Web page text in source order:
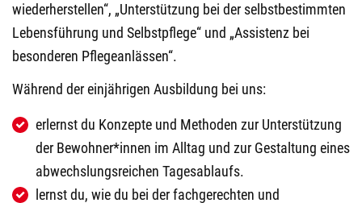
wiederherstellen“, „Unterstützung bei der selbstbestimmten
Lebensführung und Selbstpflege“ und „Assistenz bei
besonderen Pflegeanlässen“.
Während der einjährigen Ausbildung bei uns:
erlernst du Konzepte und Methoden zur Unterstützung
der Bewohner*innen im Alltag und zur Gestaltung eines
abwechslungsreichen Tagesablaufs.
lernst du, wie du bei der fachgerechten und